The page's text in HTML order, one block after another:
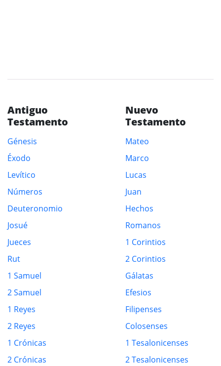
Antiguo
Testamento
Génesis
Éxodo
Levítico
Números
Deuteronomio
Josué
Jueces
Rut
1 Samuel
2 Samuel
1 Reyes
2 Reyes
1 Crónicas
2 Crónicas
Nuevo
Testamento
Mateo
Marco
Lucas
Juan
Hechos
Romanos
1 Corintios
2 Corintios
Gálatas
Efesios
Filipenses
Colosenses
1 Tesalonicenses
2 Tesalonicenses